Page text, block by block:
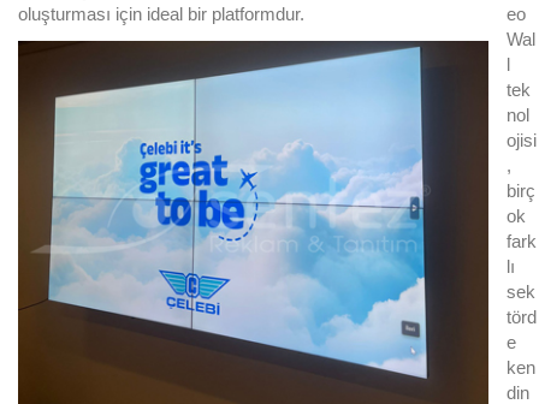
oluşturması için ideal bir platformdur.
eo
Wal
tek
nol
ojisi
,
birç
ok
fark
lı
sek
törd
e
ken
din